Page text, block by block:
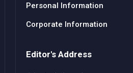
Personal Information
Corporate Information
Editor's Address